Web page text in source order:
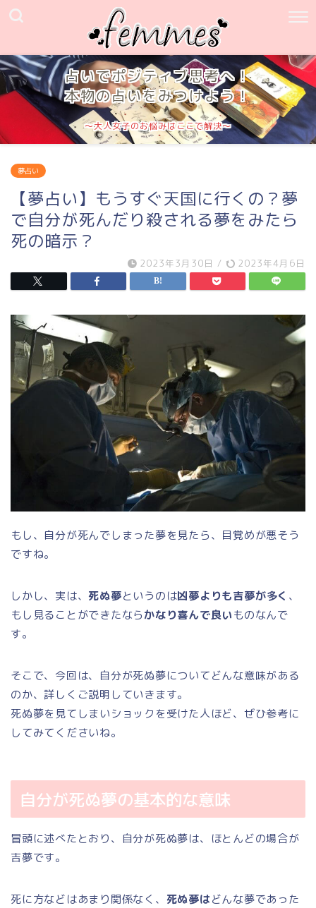
占いでポジティブ思考へ！
本物の占いをみつけよう！
～大人女子のお悩みはここで解決～
夢占い
【夢占い】もうすぐ天国に行くの？夢
で自分が死んだり殺される夢をみたら
死の暗示？
2023年3月30日 / 2023年4月6日
もし、自分が死んでしまった夢を見たら、目覚めが悪そう
ですね。
しかし、実は、 死ぬ夢というのは凶夢よりも吉夢が多く 、
もし見ることができたならかなり喜んで良いものなんで
す。
そこで、今回は、自分が死ぬ夢についてどんな意味がある
のか、詳しくご説明していきます。
死ぬ夢を見てしまいショックを受けた人ほど、ぜひ参考に
してみてくださいね。
自分が死ぬ夢の基本的な意味
冒頭に述べたとおり、自分が死ぬ夢は、ほとんどの場合が
吉夢です。
死に方などはあまり関係なく、 死ぬ夢はどんな夢であった